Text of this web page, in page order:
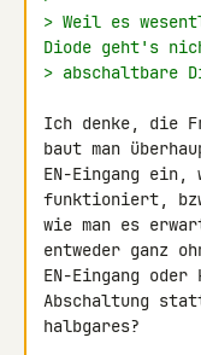
> Weil es
Diode geht's
> abschaltbare
Ich denke, die
baut man
EN-Eingang
funktioniert,
wie man es
entweder ganz
EN-Eingang
Abschaltung
halbgares?